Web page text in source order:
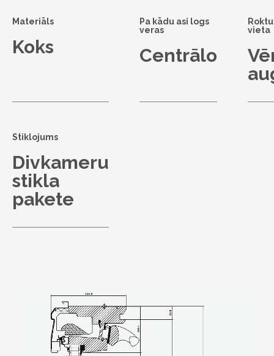
Materiāls
Koks
Pa kādu asi logs
veras
Centrālo
vieta
Stiklojums
Divkameru
stikla
pakete